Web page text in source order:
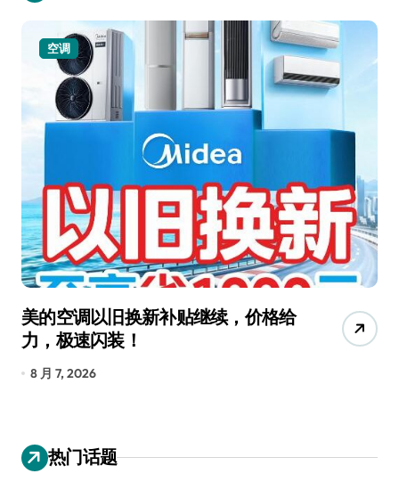
空调
美的空调以旧换新补贴继续，价格给
力，极速闪装！
8 月 7, 2026
热门话题